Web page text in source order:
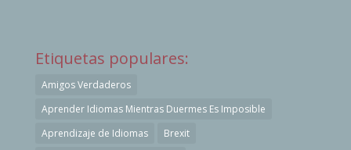
Etiquetas populares:
Amigos Verdaderos
Aprender Idiomas Mientras Duermes Es Imposible
Aprendizaje de Idiomas
Brexit